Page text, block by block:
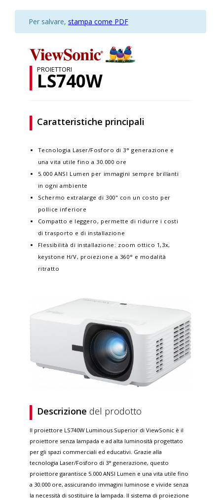
Per salvare, stampa come PDF
PROIETTORI
LS740W
Caratteristiche principali
Tecnologia Laser/Fosforo di 3° generazione e
una vita utile fino a 30.000 ore
5.000 ANSI Lumen per immagini sempre brillanti
in ogni ambiente
Schermo extralarge di 300" con un costo per
pollice inferiore
Compatto e leggero, permette di ridurre i costi
di trasporto e di installazione
Flessibilità di installazione: zoom ottico 1,3x,
keystone H/V, proiezione a 360° e modalità
ritratto
Descrizione del prodotto
Il proiettore LS740W Luminous Superior di ViewSonic è il
proiettore senza lampada e ad alta luminosità progettato
per gli spazi commerciali ed educativi. Grazie alla
tecnologia Laser/Fosforo di 3° generazione, questo
proiettore garantisce 5.000 ANSI Lumen e una vita utile fino
a 30.000 ore, assicurando immagini luminose e vivide senza
la necessità di sostituire la lampada. Il sistema di proiezione